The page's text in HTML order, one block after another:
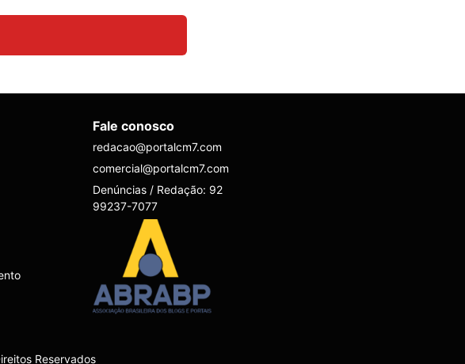
Fale conosco
redacao@portalcm7.com
comercial@portalcm7.com
Denúncias / Redação: 92
99237-7077
Reservados